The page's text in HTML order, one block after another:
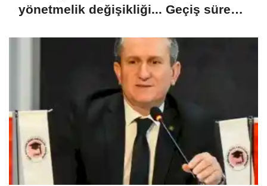
yönetmelik değişikliği... Geçiş süresi